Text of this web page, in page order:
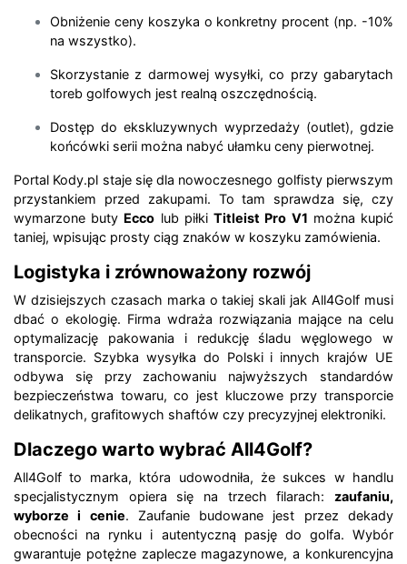
Obniżenie ceny koszyka o konkretny procent (np. -10%
na wszystko).
Skorzystanie z darmowej wysyłki, co przy gabarytach
toreb golfowych jest realną oszczędnością.
Dostęp do ekskluzywnych wyprzedaży (outlet), gdzie
końcówki serii można nabyć ułamku ceny pierwotnej.
Portal Kody.pl staje się dla nowoczesnego golfisty pierwszym
przystankiem przed zakupami. To tam sprawdza się, czy
wymarzone buty Ecco lub piłkiTitleist Pro V1 można kupić
taniej, wpisując prosty ciąg znaków w koszyku zamówienia.
Logistyka i zrównoważony rozwój
W dzisiejszych czasach marka o takiej skali jak All4Golf musi
dbać o ekologię. Firma wdraża rozwiązania mające na celu
optymalizację pakowania i redukcję śladu węglowego w
transporcie. Szybka wysyłka do Polski i innych krajów UE
odbywa się przy zachowaniu najwyższych standardów
bezpieczeństwa towaru, co jest kluczowe przy transporcie
delikatnych, grafitowych shaftów czy precyzyjnej elektroniki.
Dlaczego warto wybrać All4Golf?
All4Golf to marka, która udowodniła, że sukces w handlu
specjalistycznym opiera się na trzech filarach: zaufaniu,
wyborze i cenie. Zaufanie budowane jest przez dekady
obecności na rynku i autentyczną pasję do golfa. Wybór
gwarantuje potężne zaplecze magazynowe, a konkurencyjna